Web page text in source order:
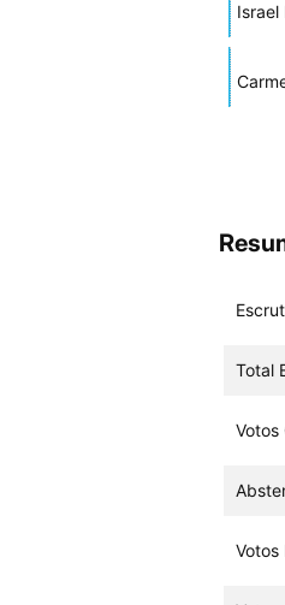
Israel
Total
Votos
Votos